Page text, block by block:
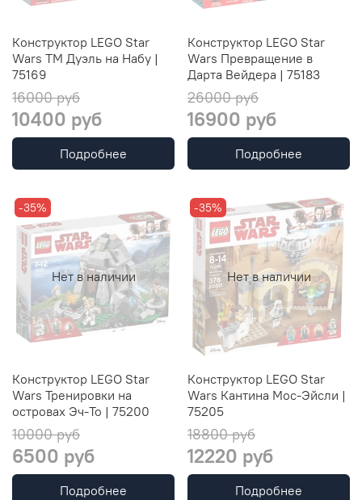
Конструктор LEGO Star
Wars TM Дуэль на Набу |
75169
16000 руб
10400 руб
Подробнее
Конструктор LEGO Star
Wars Превращение в
Дарта Вейдера | 75183
26000 руб
16900 руб
Подробнее
Нет в наличии
-35%
Конструктор LEGO Star
Wars Тренировки на
островах Эч-То | 75200
10000 руб
6500 руб
Подробнее
Нет в наличии
-35%
Конструктор LEGO Star
Wars Кантина Мос-Эйсли |
75205
18800 руб
12220 руб
Подробнее